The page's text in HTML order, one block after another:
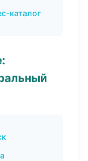
каталог